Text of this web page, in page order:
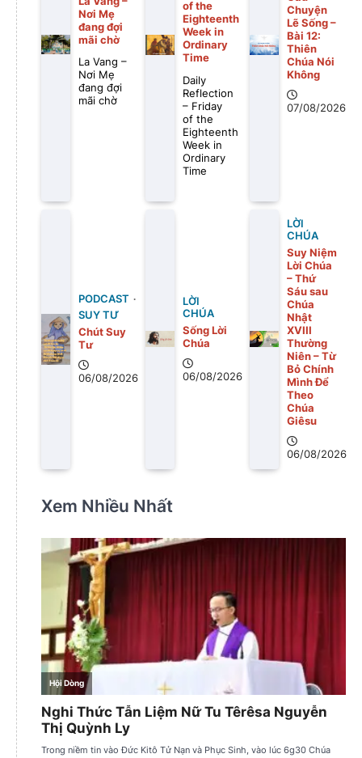
Nơi Mẹ
đang đợi
mãi chờ
La Vang –
Nơi Mẹ
đang đợi
mãi chờ
of the
Eighteenth
Week in
Ordinary
Time
Daily
Reflection
– Friday
of the
Eighteenth
Week in
Ordinary
Time
Chuyện
Lẽ Sống –
Bài 12:
Thiên
Chúa Nói
Không
07/08/2026
PODCAST
SUY TƯ
Chút Suy
Tư
06/08/2026
LỜI
CHÚA
Sống Lời
Chúa
06/08/2026
LỜI
CHÚA
Suy Niệm
Lời Chúa
– Thứ
Sáu sau
Chúa
Nhật
XVIII
Thường
Niên – Từ
Bỏ Chính
Mình Để
Theo
Chúa
Giêsu
06/08/2026
Xem Nhiều Nhất